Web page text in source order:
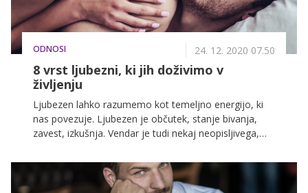
ODNOSI 24. 12. 2020 07.50
8 vrst ljubezni, ki jih doživimo v
življenju
Ljubezen lahko razumemo kot temeljno energijo, ki
nas povezuje. Ljubezen je občutek, stanje bivanja,
zavest, izkušnja. Vendar je tudi nekaj neopisljivega,
načinov. In čeprav imamo zanjo le eno besedo, so
Grki vedno verjeli, da obstaja sedem različic ljubezni,
ki jih doživimo tekom življenja.